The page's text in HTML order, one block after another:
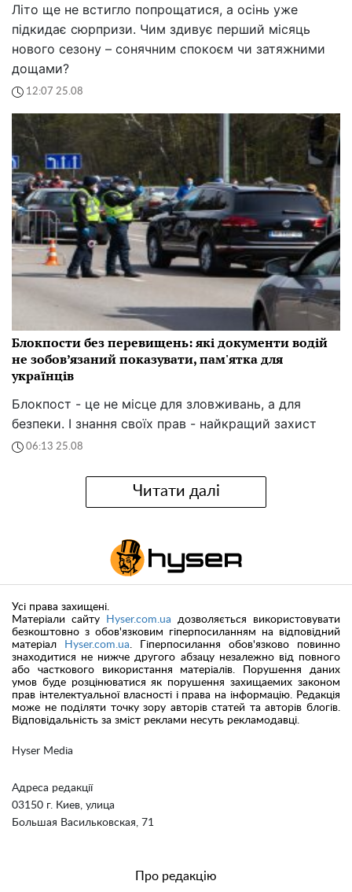
Літо ще не встигло попрощатися, а осінь уже
підкидає сюрпризи. Чим здивує перший місяць
нового сезону – сонячним спокоєм чи затяжними
дощами?
12:07 25.08
Блокпости без перевищень: які документи водій
не зобов’язаний показувати, пам'ятка для
українців
Блокпост - це не місце для зловживань, а для
безпеки. І знання своїх прав - найкращий захист
06:13 25.08
Читати далі
Hyser Media
Адреса редакції
03150 г. Киев, улица
Большая Васильковская, 71
Усі права захищені.
Матеріали сайту
Hyser.com.ua дозволяється використовувати
безкоштовно з обов'язковим гіперпосиланням на відповідний
матеріал
Hyser.com.ua . Гіперпосилання обов'язково повинно
знаходитися не нижче другого абзацу незалежно від повного
або часткового використання матеріалів. Порушення даних
умов буде розцінюватися як порушення захищаемих законом
прав інтелектуальної власності і права на інформацію. Редакція
може не поділяти точку зору авторів статей та авторів блогів.
Відповідальність за зміст реклами несуть рекламодавці.
Про редакцію